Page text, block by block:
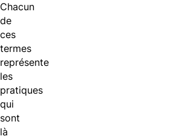
Chacun
de
ces
termes
représente
les
pratiques
qui
sont
là